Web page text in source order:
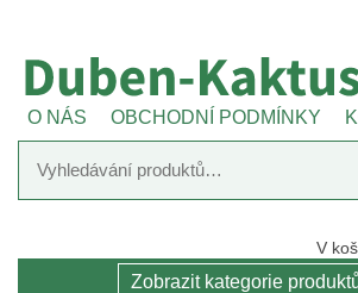
O NÁS OBCHODNÍ PODMÍNKY
V
Zobrazit kategorie